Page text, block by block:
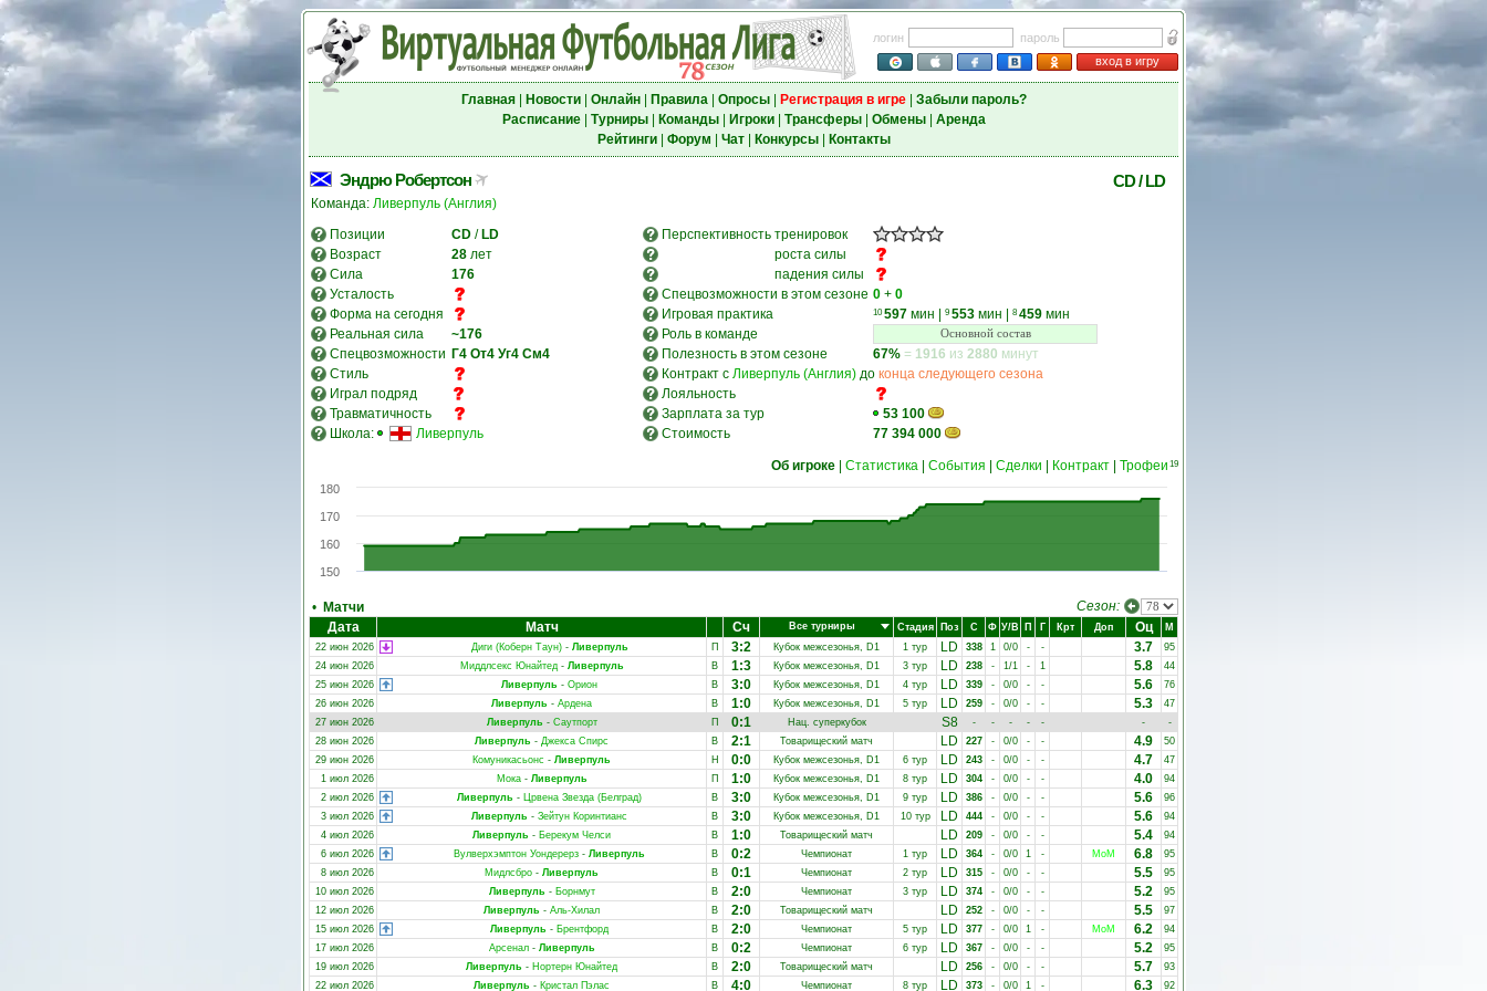
логин
пароль
вход в игру
Главная| Новости| Онлайн| Правила| Опросы| Регистрация в игре| Забыли пароль?
Расписание| Турниры| Команды| Игроки| Трансферы| Обмены| Аренда
Рейтинги| Форум Чат| Конкурсы| Контакты
Эндрю Робертсон CD / LD
Команда: Ливерпуль (Англия)
Позиции
CD / LD Перспективность тренировок
Возраст
28 лет
роста силы
Сила
176
падения силы
Усталость
Спецвозможности в этом сезоне 0 + 0
Форма на сегодня
Игровая практика 10597 мин 9 553 мин 8 459 мин
Реальная сила
~176 Роль в команде Основной состав
Спецвозможности Г4 От4 Уг4 См4 Полезность в этом сезоне 67% = 1916 из 2880 минут
Стиль
Контракт с Ливерпуль (Англия) до конца следующего сезона
Играл подряд
Лояльность
Травматичность
Зарплата за тур
53 100
Школа:
Ливерпуль Стоимость 77 394 000
Об игроке Статистика События Сделки Контракт Трофеи 19
150
160
170
180
• Матчи
Сезон:
Дата
Матч Сч Все турниры Стадия Поз С Ф У/В П Г Крт Доп Оц
М
22 июн 2026
Диги (Коберн Таун)- Ливерпуль П 3:2 Кубок межсезонья, D1 1 тур LD 338 1 0/0 - - 3.7
95
24 июн 2026
Миддлсекс Юнайтед- Ливерпуль В 1:3 Кубок межсезонья, D1 3 тур LD 238 - 1/1 - 1 5.8
44
25 июн 2026
Ливерпуль - Орион В 3:0 Кубок межсезонья, D1 4 тур LD 339 - 0/0 - - 5.6
76
26 июн 2026
Ливерпуль - Ардена В 1:0 Кубок межсезонья, D1 5 тур LD 259 - 0/0 - - 5.3
47
27 июн 2026
Ливерпуль - Саутпорт П 0:1 Нац. суперкубок S8 - - - - - -
-
28 июн 2026
Ливерпуль - Джекса Спирс В 2:1 Товарищеский матч LD 227 - 0/0 - - 4.9
50
29 июн 2026
Комуникасьонс - Ливерпуль Н 0:0 Кубок межсезонья, D1 6 тур LD 243 - 0/0 - - 4.7
47
1 июл 2026
Мока- Ливерпуль П 1:0 Кубок межсезонья, D1 8 тур LD 304 - 0/0 - - 4.0
94
2 июл 2026
Ливерпуль - Црвена Звезда (Белград) В 3:0 Кубок межсезонья, D1 9 тур LD 386 - 0/0 - - 5.6
96
3 июл 2026
Ливерпуль - Зейтун Коринтианс В 3:0 Кубок межсезонья, D1 10 тур LD 444 - 0/0 - - 5.6
94
4 июл 2026
Ливерпуль - Берекум Челси В 1:0 Товарищеский матч LD 209 - 0/0 - - 5.4
94
6 июл 2026
Вулверхэмптон Уондерерз - Ливерпуль В 0:2 Чемпионат 1 тур LD 364 - 0/0 1 - MoM 6.8
95
8 июл 2026
Мидлсбро - Ливерпуль В 0:1 Чемпионат 2 тур LD 315 - 0/0 - - 5.5
95
10 июл 2026
Ливерпуль- Борнмут В 2:0 Чемпионат 3 тур LD 374 - 0/0 - - 5.2
95
12 июл 2026
Ливерпуль - Аль-Хилал В 2:0 Товарищеский матч LD 252 - 0/0 - - 5.5
97
15 июл 2026
Ливерпуль - Брентфорд В 2:0 Чемпионат 5 тур LD 377 - 0/0 1 - MoM 6.2
94
17 июл 2026
Арсенал- Ливерпуль В 0:2 Чемпионат 6 тур LD 367 - 0/0 - - 5.2
95
19 июл 2026
Ливерпуль - Нортерн Юнайтед В 2:0 Товарищеский матч LD 256 - 0/0 - - 5.7
93
22 июл 2026
Ливерпуль - Кристал Пэлас В 4:0 Чемпионат 8 тур LD 373 - 0/0 1 - 6.3 92